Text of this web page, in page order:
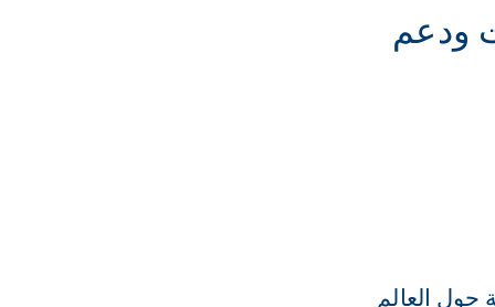
ودعم
حول العالم